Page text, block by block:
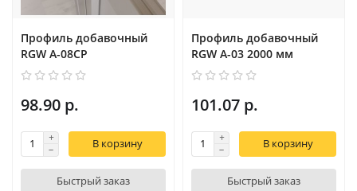
Профиль добавочный
RGW A-08CP
98.90 р.
В корзину
Быстрый заказ
Профиль добавочный
RGW A-03 2000 мм
101.07 р.
В корзину
Быстрый заказ